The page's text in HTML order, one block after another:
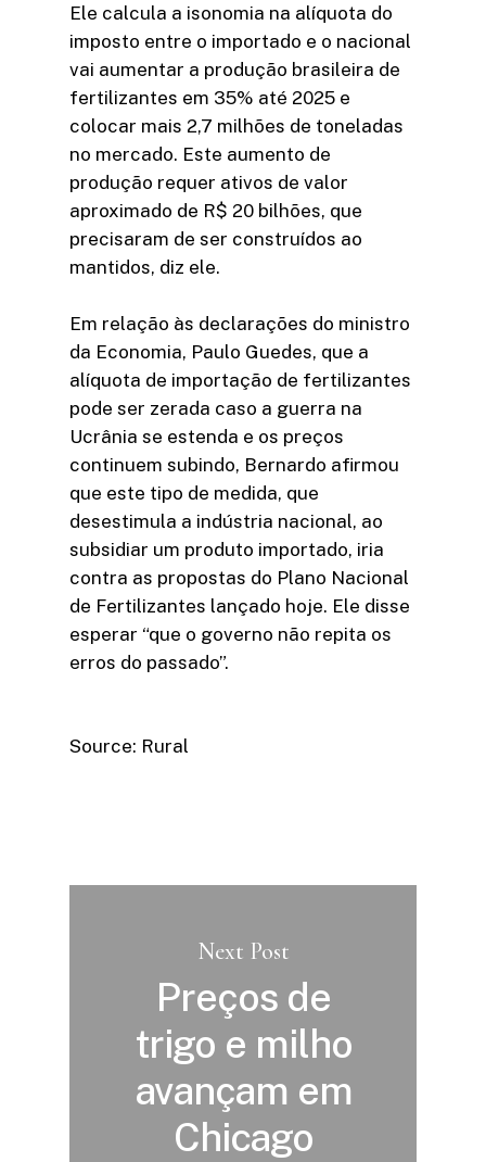
Ele calcula a isonomia na alíquota do
imposto entre o importado e o nacional
vai aumentar a produção brasileira de
fertilizantes em 35% até 2025 e
colocar mais 2,7 milhões de toneladas
no mercado. Este aumento de
produção requer ativos de valor
aproximado de R$ 20 bilhões, que
precisaram de ser construídos ao
mantidos, diz ele.
Em relação às declarações do ministro
da Economia, Paulo Guedes, que a
alíquota de importação de fertilizantes
pode ser zerada caso a guerra na
Ucrânia se estenda e os preços
continuem subindo, Bernardo afirmou
que este tipo de medida, que
desestimula a indústria nacional, ao
subsidiar um produto importado, iria
contra as propostas do Plano Nacional
de Fertilizantes lançado hoje. Ele disse
esperar “que o governo não repita os
erros do passado”.
Source: Rural
Next Post
Preços de
trigo e milho
avançam em
Chicago